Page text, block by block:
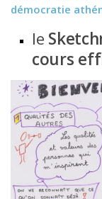
démocratie
le
cours